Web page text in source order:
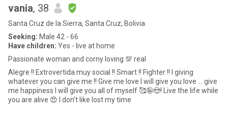
vania, 38
Santa Cruz de la Sierra, Santa Cruz, Bolivia
Seeking: Male 42 - 66
Have children: Yes - live at home
Passionate woman and corny loving 💯 real
Alegre !! Extrovertida muy social !! Smart !! Fighter !! I giving
whatever you can give me !! Give me love I will give you love … give
me happiness I will give you all of myself 🥰🤪😍! Live the life while
you are alive 😍 I don’t like lost my time